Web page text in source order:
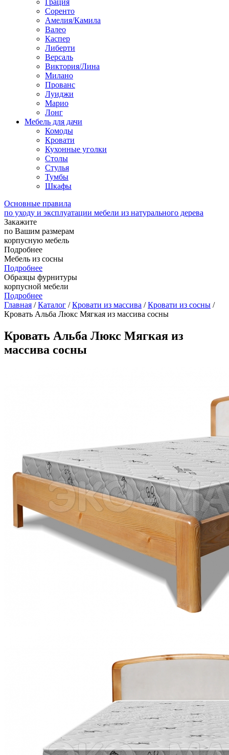
Грация
Соренто
Амелия/Камила
Валео
Каспер
Либерти
Версаль
Виктория/Лина
Милано
Прованс
Луиджи
Марио
Лонг
Мебель для дачи
Комоды
Кровати
Кухонные уголки
Столы
Стулья
Тумбы
Шкафы
Основные правила
по уходу и эксплуатации мебели из натурального дерева
Закажите
по Вашим размерам
корпусную мебель
Подробнее
Мебель из сосны
Подробнее
Образцы фурнитуры
корпусной мебели
Подробнее
Главная /Каталог /Кровати из массива /Кровати из сосны /
Кровать Альба Люкс Мягкая из массива сосны
Кровать Альба Люкс Мягкая из
массива сосны